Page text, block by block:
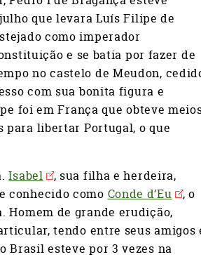
que levara Luís Filipe de
como imperador
e se batia por fazer de
no castelo de Meudon,
com sua bonita figura e
foi em França que obteve
para libertar Portugal, o que
Isabel
, sua filha e herdeira,
conhecido como Conde d’Eu
, o
Homem de grande erudição,
tendo entre seus amigos
Brasil esteve por 3 vezes na